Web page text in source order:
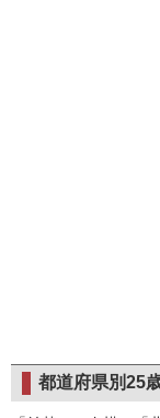
都道府県別25